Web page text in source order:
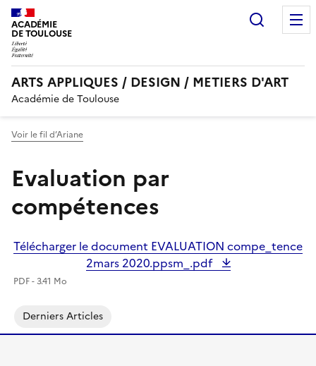
ACADÉMIE
DE TOULOUSE
ARTS APPLIQUES / DESIGN / METIERS D'ART
Académie de Toulouse
Voir le fil d’Ariane
Evaluation par
compétences
Télécharger le document EVALUATION compe_tence
2mars 2020.ppsm_.pdf
PDF - 3.41 Mo
Derniers Articles